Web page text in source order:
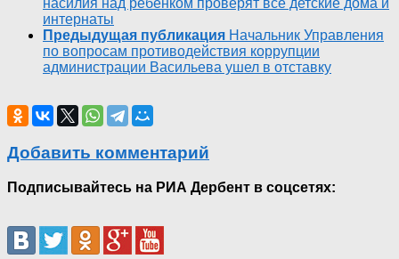
насилия над ребенком проверят все детские дома и
интернаты
Предыдущая публикация Начальник Управления
по вопросам противодействия коррупции
администрации Васильева ушел в отставку
Добавить комментарий
Подписывайтесь на РИА Дербент в соцсетях: